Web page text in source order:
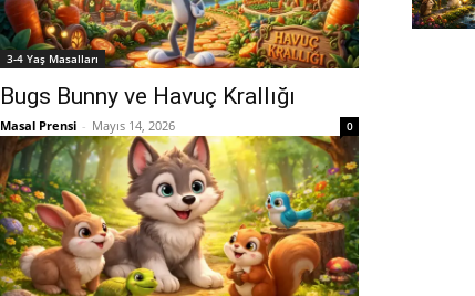
3-4 Yaş Masalları
Bugs Bunny ve Havuç Krallığı
Masal Prensi - Mayıs 14, 2026 0